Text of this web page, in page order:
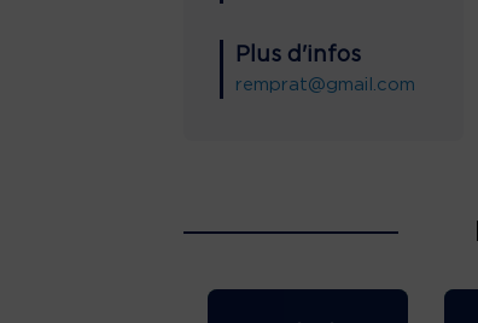
Plus d'infos
remprat@gmail.com